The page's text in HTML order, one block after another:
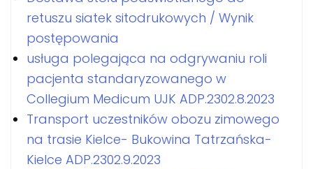
retuszu siatek sitodrukowych / Wynik
postępowania
usługa polegająca na odgrywaniu roli
pacjenta standaryzowanego w
Collegium Medicum UJK ADP.2302.8.2023
Transport uczestników obozu zimowego
na trasie Kielce- Bukowina Tatrzańska-
Kielce ADP.2302.9.2023